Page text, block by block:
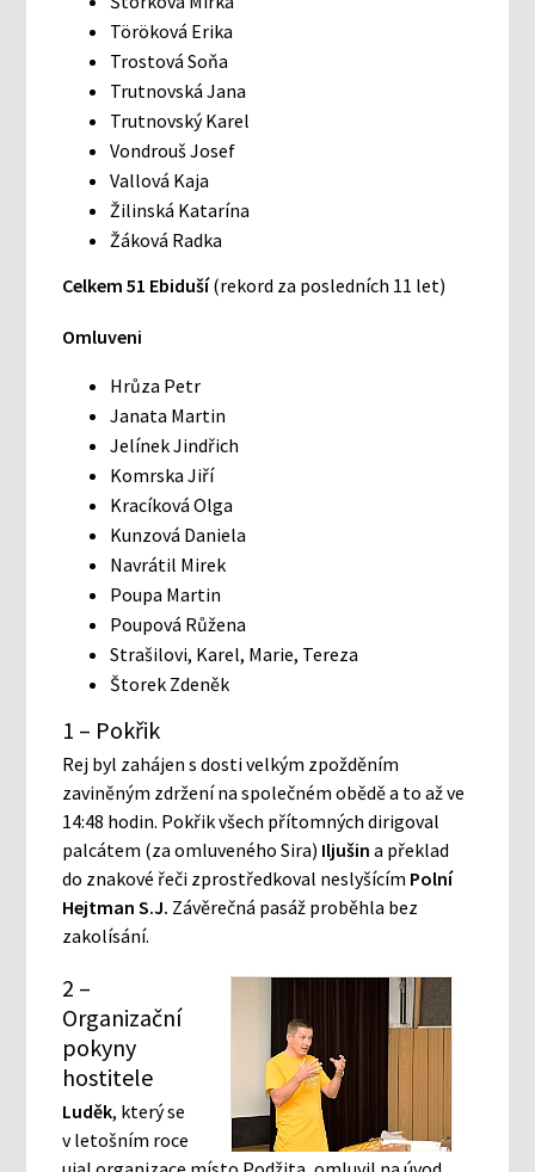
Töröková Erika
Trostová Soňa
Trutnovská Jana
Trutnovský Karel
Vondrouš Josef
Vallová Kaja
Žilinská Katarína
Žáková Radka
Celkem 51 Ebiduší(rekord za posledních 11 let)
Omluveni
Hrůza Petr
Janata Martin
Jelínek Jindřich
Komrska Jiří
Kracíková Olga
Kunzová Daniela
Navrátil Mirek
Poupa Martin
Poupová Růžena
Strašilovi, Karel, Marie, Tereza
Štorek Zdeněk
1 – Pokřik
Rej byl zahájen s dosti velkým zpožděním
zaviněným zdržení na společném obědě a to až ve
14:48 hodin. Pokřik všech přítomných dirigoval
palcátem (za omluveného Sira) Iljušin a překlad
do znakové řeči zprostředkoval neslyšícím Polní
Hejtman S.J. Závěrečná pasáž proběhla bez
zakolísání.
2 –
Organizační
pokyny
hostitele
Luděk, který se
v letošním roce